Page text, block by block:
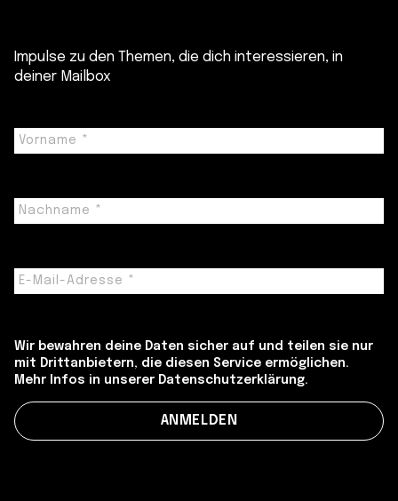
Impulse zu den Themen, die dich interessieren, in
deiner Mailbox
Wir bewahren deine Daten sicher auf und teilen sie nur
mit Drittanbietern, die diesen Service ermöglichen.
Mehr Infos in unserer Datenschutzerklärung.